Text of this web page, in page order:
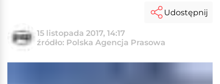
15 listopada 2017, 14:17
źródło: Polska Agencja Prasowa
Udostępnij